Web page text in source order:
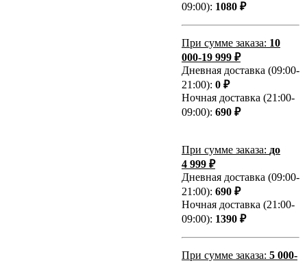
09:00): 1080 ₽
При сумме заказа: 10
000-19 999 ₽
Дневная доставка (09:00-
21:00): 0 ₽
Ночная доставка (21:00-
09:00): 690 ₽
При сумме заказа: до
4 999 ₽
Дневная доставка (09:00-
21:00): 690 ₽
Ночная доставка (21:00-
09:00): 1390 ₽
При сумме заказа: 5 000-